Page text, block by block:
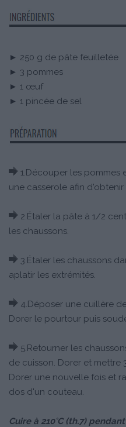
► 250 g de pâte feuilletée
► 3 pommes
► 1 œuf
► 1 pincée de sel
1.Découper les pommes
une casserole afin
2.Étaler la pâte à 1/2
les chaussons.
3.Étaler les chaussons
aplatir les extrémités.
4.Déposer une cuillère
Dorer le pourtour puis
5.Retourner les
de cuisson. Dorer et mettre
Dorer une nouvelle fois et
dos d'un couteau.
Cuire à 210°C (th.7)